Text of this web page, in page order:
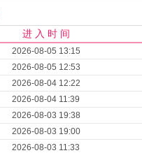
进 入 时 间
2026-08-05 13:15
2026-08-05 12:53
2026-08-04 12:22
2026-08-04 11:39
2026-08-03 19:38
2026-08-03 19:00
2026-08-03 11:33